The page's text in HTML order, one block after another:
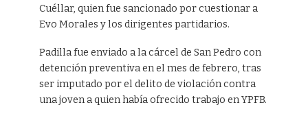
Cuéllar, quien fue sancionado por cuestionar a
Evo Morales y los dirigentes partidarios.
Padilla fue enviado a la cárcel de San Pedro con
detención preventiva en el mes de febrero, tras
ser imputado por el delito de violación contra
una joven a quien había ofrecido trabajo en YPFB.